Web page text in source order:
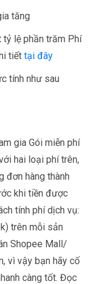
tăng
tỷ lệ phần trăm Phí
tiết tại đây
tính như sau
gia Gói miễn phí
hai loại phí trên,
đơn hàng thành
khi tiền được
tính phí dịch vụ:
trên mỗi sản
Shopee Mall/
vì vậy bạn hãy cố
càng tốt. Đọc